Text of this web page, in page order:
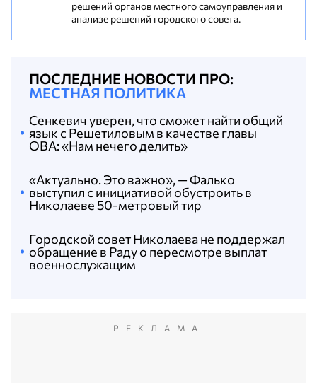
решений органов местного самоуправления и
анализе решений городского совета.
ПОСЛЕДНИЕ НОВОСТИ ПРО:
МЕСТНАЯ ПОЛИТИКА
Городской совет Николаева не поддержал
обращение в Раду о пересмотре выплат
военнослужащим
«Актуально. Это важно», — Фалько
выступил с инициативой обустроить в
Николаеве 50-метровый тир
Сенкевич уверен, что сможет найти общий
язык с Решетиловым в качестве главы
ОВА: «Нам нечего делить»
РЕКЛАМА